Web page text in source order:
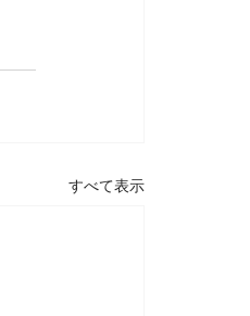
すべて表示